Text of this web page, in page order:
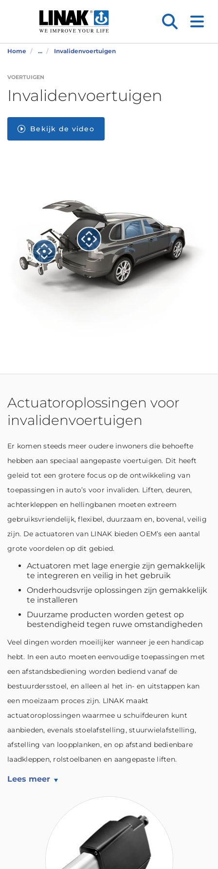
Home ... Invalidenvoertuigen
VOERTUIGEN
Invalidenvoertuigen
Bekijk de video
Actuatoroplossingen voor
invalidenvoertuigen
Er komen steeds meer oudere inwoners die behoefte
hebben aan speciaal aangepaste voertuigen. Dit heeft
geleid tot een grotere focus op de ontwikkeling van
toepassingen in auto’s voor invaliden. Liften, deuren,
achterkleppen en hellingbanen moeten extreem
gebruiksvriendelijk, flexibel, duurzaam en, bovenal, veilig
zijn. De actuatoren van LINAK bieden OEM’s een aantal
grote voordelen op dit gebied.
Actuatoren met lage energie zijn gemakkelijk
te integreren en veilig in het gebruik
Onderhoudsvrije oplossingen zijn gemakkelijk
te installeren
Duurzame producten worden getest op
bestendigheid tegen ruwe omstandigheden
Veel dingen worden moeilijker wanneer je een handicap
hebt. In een auto moeten eenvoudige toepassingen met
een afstandsbediening worden bediend vanaf de
bestuurdersstoel, en alleen al het in- en uitstappen kan
een moeizaam proces zijn. LINAK maakt
actuatoroplossingen waarmee u schuifdeuren kunt
aanbieden, evenals stoelafstelling, stuurwielafstelling,
afstelling van loopplanken, en op afstand bedienbare
laadkleppen, rolstoelbanen en aangepaste liften.
Lees meer